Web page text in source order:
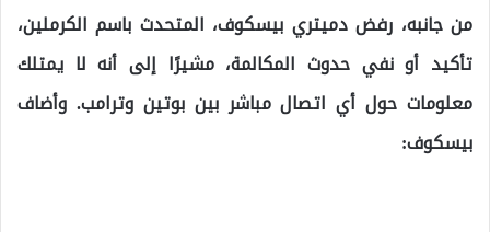
من جانبه، رفض دميتري بيسكوف، المتحدث باسم الكرملين،
تأكيد أو نفي حدوث المكالمة، مشيرًا إلى أنه لا يمتلك
معلومات حول أي اتصال مباشر بين بوتين وترامب. وأضاف
بيسكوف: